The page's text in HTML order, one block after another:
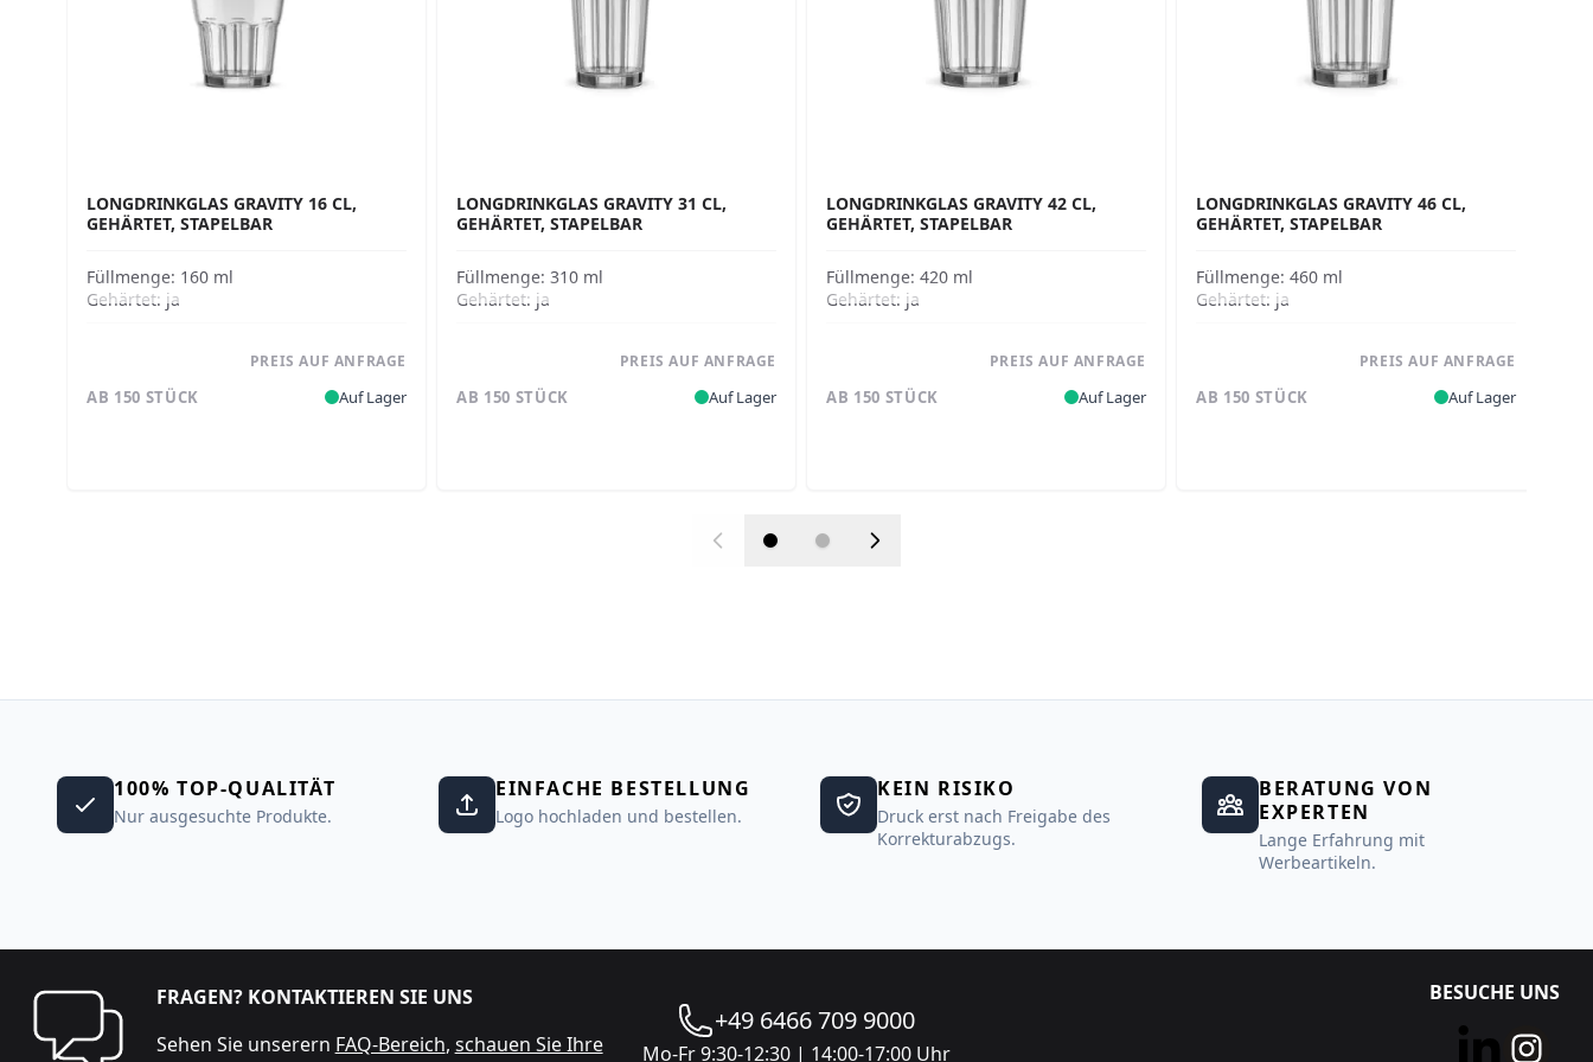
LONGDRINKGLAS GRAVITY 16 CL,
GEHÄRTET, STAPELBAR
Füllmenge: 160 ml
Gehärtet: ja
PREIS AUF ANFRAGE
AB 150 STÜCK Auf Lager
LONGDRINKGLAS GRAVITY 31 CL,
GEHÄRTET, STAPELBAR
Füllmenge: 310 ml
Gehärtet: ja
PREIS AUF ANFRAGE
AB 150 STÜCK Auf Lager
LONGDRINKGLAS GRAVITY 42 CL,
GEHÄRTET, STAPELBAR
Füllmenge: 420 ml
Gehärtet: ja
PREIS AUF ANFRAGE
AB 150 STÜCK Auf Lager
LONGDRINKGLAS GRAVITY 46 CL,
GEHÄRTET, STAPELBAR
Füllmenge: 460 ml
Gehärtet: ja
PREIS AUF ANFRAGE
AB 150 STÜCK Auf Lager
100% TOP-QUALITÄT
Nur ausgesuchte Produkte.
EINFACHE BESTELLUNG
Logo hochladen und bestellen.
KEIN RISIKO
Druck erst nach Freigabe des
Korrekturabzugs.
BERATUNG VON
EXPERTEN
Lange Erfahrung mit
Werbeartikeln.
FRAGEN? KONTAKTIEREN SIE UNS
Sehen Sie unserern FAQ-Bereich, schauen Sie Ihre
+49 6466 709 9000
Mo-Fr 9:30-12:30 | 14:00-17:00 Uhr
BESUCHE UNS